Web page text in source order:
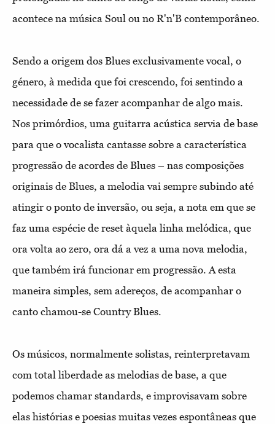
acontece na música Soul ou no R'n'B contemporâneo.
Sendo a origem dos Blues exclusivamente vocal, o
género, à medida que foi crescendo, foi sentindo a
necessidade de se fazer acompanhar de algo mais.
Nos primórdios, uma guitarra acústica servia de base
para que o vocalista cantasse sobre a característica
progressão de acordes de Blues – nas composições
originais de Blues, a melodia vai sempre subindo até
atingir o ponto de inversão, ou seja, a nota em que se
faz uma espécie de reset àquela linha melódica, que
ora volta ao zero, ora dá a vez a uma nova melodia,
que também irá funcionar em progressão. A esta
maneira simples, sem adereços, de acompanhar o
canto chamou-se Country Blues.
Os músicos, normalmente solistas, reinterpretavam
com total liberdade as melodias de base, a que
podemos chamar standards, e improvisavam sobre
elas histórias e poesias muitas vezes espontâneas que